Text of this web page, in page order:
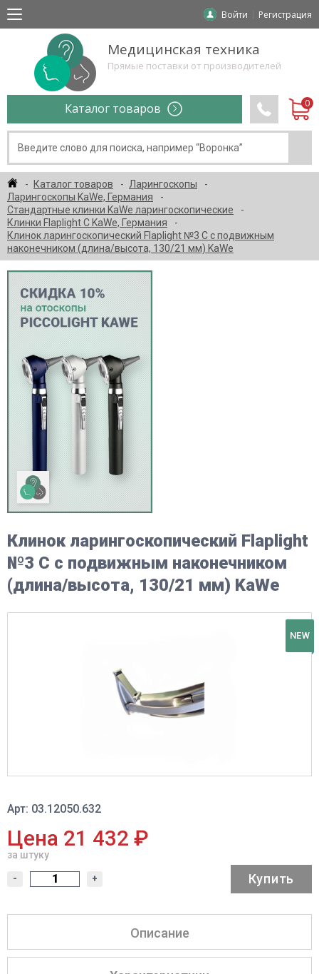
Войти Регистрация
Медицинская техника
Прямые поставки от производителей
Каталог товаров
Каталог товаров
Ларингоскопы
Ларингоскопы KaWe, Германия
Стандартные клинки KaWe ларингоскопические
Клинки Flaplight C KaWe, Германия
Клинок ларингоскопический Flaplight №3 C с подвижным
наконечником (длина/высота, 130/21 мм) KaWe
Клинок ларингоскопический Flaplight
№3 C с подвижным наконечником
(длина/высота, 130/21 мм) KaWe
NEW
Арт: 03.12050.632
Цена 21 432 ₽
за штуку
- + Купить
Описание